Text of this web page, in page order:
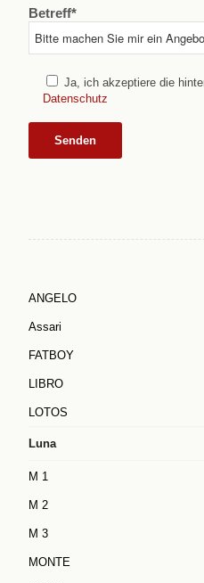
Betreff*
Ja, ich akzeptiere die
Datenschutz
ANGELO
Assari
FATBOY
LIBRO
LOTOS
Luna
M 1
M 2
M 3
MONTE